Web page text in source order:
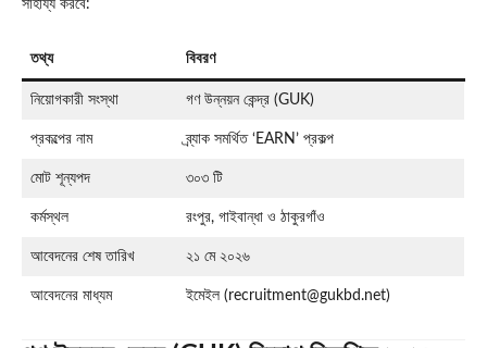
সাহায্য করবে:
তথ্য বিবরণ
নিয়োগকারী সংস্থা গণ উন্নয়ন কেন্দ্র (GUK)
প্রকল্পের নাম ব্র্যাক সমর্থিত ‘EARN’ প্রকল্প
মোট শূন্যপদ ৩০৩ টি
কর্মস্থল রংপুর, গাইবান্ধা ও ঠাকুরগাঁও
আবেদনের শেষ তারিখ ২১ মে ২০২৬
আবেদনের মাধ্যম ইমেইল (recruitment@gukbd.net)